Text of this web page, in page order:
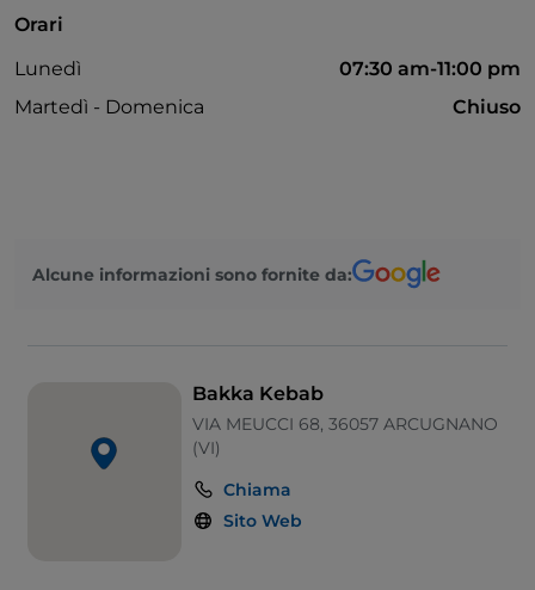
Orari
Lunedì
07:30 am-11:00 pm
Martedì - Domenica
Chiuso
Alcune informazioni sono fornite da:
Bakka Kebab
VIA MEUCCI 68, 36057 ARCUGNANO
(VI)
Chiama
Sito Web